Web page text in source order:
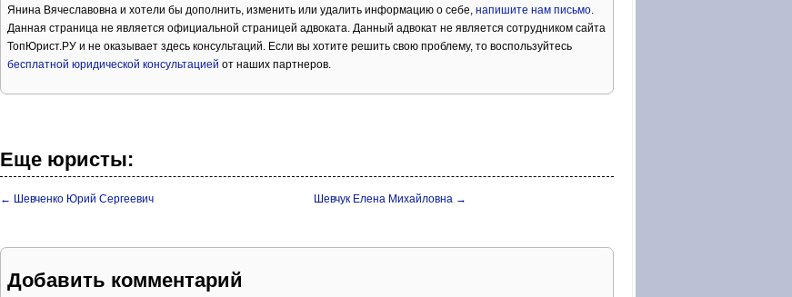
Янина Вячеславовна и хотели бы дополнить, изменить или удалить информацию о себе, напишите нам письмо.
Данная страница не является официальной страницей адвоката. Данный адвокат не является сотрудником сайта
ТопЮрист.РУ и не оказывает здесь консультаций. Если вы хотите решить свою проблему, то воспользуйтесь
бесплатной юридической консультацией от наших партнеров.
Еще юристы:
← Шевченко Юрий Сергеевич Шевчук Елена Михайловна →
Добавить комментарий